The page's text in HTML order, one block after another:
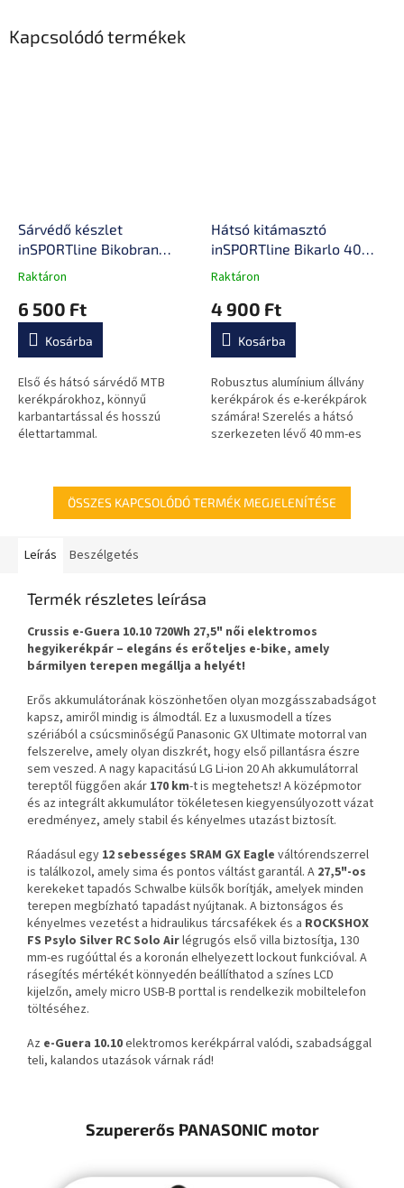
Kapcsolódó termékek
Sárvédő készlet
inSPORTline Bikobran
27,5"-29"
A
átlagos
értékelése
0,0
csillag.
Raktáron
6 500 Ft
Kosárba
Első és hátsó sárvédő MTB
kerékpárokhoz, könnyű
karbantartással és hosszú
élettartammal.
Hátsó kitámasztó
inSPORTline Bikarlo 40
mm 24-29"
A
átlagos
értékelése
0,0
csillag.
Raktáron
4 900 Ft
Kosárba
Robusztus alumínium állvány
kerékpárok és e-kerékpárok
számára! Szerelés a hátsó
szerkezeten lévő 40 mm-es
ÖSSZES KAPCSOLÓDÓ TERMÉK MEGJELENÍTÉSE
Leírás Beszélgetés
Termék részletes leírása
Crussis e-Guera 10.10 720Wh 27,5" női elektromos
hegyikerékpár – elegáns és erőteljes e-bike, amely
bármilyen terepen megállja a helyét!
Erős akkumulátorának köszönhetően olyan mozgásszabadságot
kapsz, amiről mindig is álmodtál. Ez a luxusmodell a tízes
szériából a csúcsminőségű Panasonic GX Ultimate motorral van
felszerelve, amely olyan diszkrét, hogy első pillantásra észre
sem veszed. A nagy kapacitású LG Li-ion 20 Ah akkumulátorral
tereptől függően akár 170 km-t is megtehetsz! A középmotor
és az integrált akkumulátor tökéletesen kiegyensúlyozott vázat
eredményez, amely stabil és kényelmes utazást biztosít.
Ráadásul egy 12 sebességes SRAM GX Eagle váltórendszerrel
is találkozol, amely sima és pontos váltást garantál. A 27,5"-os
kerekeket tapadós Schwalbe külsők borítják, amelyek minden
terepen megbízható tapadást nyújtanak. A biztonságos és
kényelmes vezetést a hidraulikus tárcsafékek és a ROCKSHOX
FS Psylo Silver RC Solo Airlégrugós első villa biztosítja, 130
mm-es rugóúttal és a koronán elhelyezett lockout funkcióval. A
rásegítés mértékét könnyedén beállíthatod a színes LCD
kijelzőn, amely micro USB-B porttal is rendelkezik mobiltelefon
töltéséhez.
Az e-Guera 10.10elektromos kerékpárral valódi, szabadsággal
teli, kalandos utazások várnak rád!
Szupererős PANASONIC motor